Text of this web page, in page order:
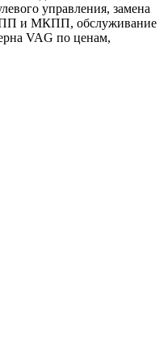
управления, замена
и МКПП, обслуживание
VAG по ценам,